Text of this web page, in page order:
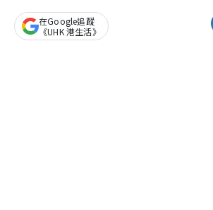
在Google追蹤
《UHK 港生活》